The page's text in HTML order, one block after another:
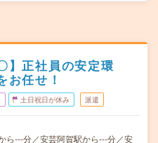
】正社員の安定環
お任せ！
土日祝日が休み 派遣
ら---分／安芸阿賀駅から---分／安